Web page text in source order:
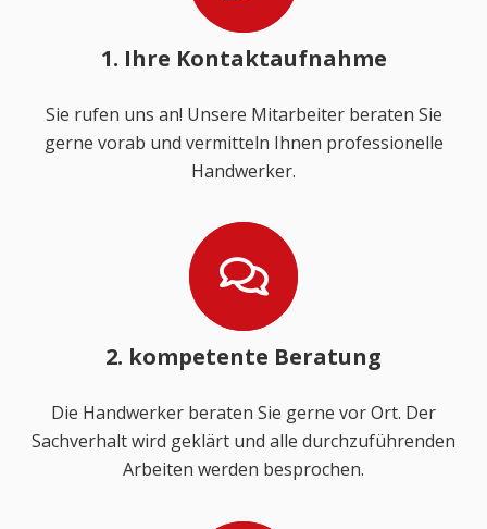
1. Ihre Kontaktaufnahme
Sie rufen uns an! Unsere Mitarbeiter beraten Sie
gerne vorab und vermitteln Ihnen professionelle
Handwerker.
2. kompetente Beratung
Die Handwerker beraten Sie gerne vor Ort. Der
Sachverhalt wird geklärt und alle durchzuführenden
Arbeiten werden besprochen.